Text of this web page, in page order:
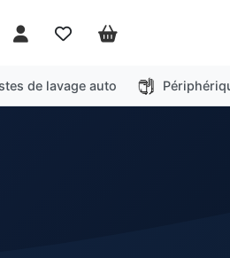
Mon compte
FavorisPanier
de lavage auto